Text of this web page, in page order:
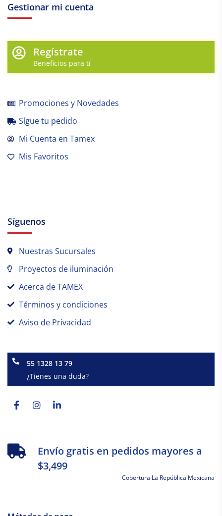
Gestionar mi cuenta
Regístrate
Beneficios para tí
Promociones y Novedades
Sígue tu pedido
Mi Cuenta en Tamex
Mis Favoritos
Síguenos
Nuestras Sucursales
Proyectos de iluminación
Acerca de TAMEX
Términos y condiciones
Aviso de Privacidad
55 1328 13 79
¿Tienes una duda?
f
Envío gratis en pedidos mayores a
$3,499
Cobertura La República Mexicana